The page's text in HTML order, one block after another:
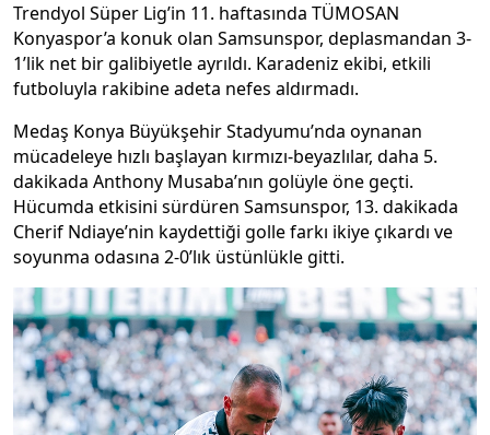
Trendyol Süper Lig’in 11. haftasında TÜMOSAN
Konyaspor’a konuk olan Samsunspor, deplasmandan 3-
1’lik net bir galibiyetle ayrıldı. Karadeniz ekibi, etkili
futboluyla rakibine adeta nefes aldırmadı.
Medaş Konya Büyükşehir Stadyumu’nda oynanan
mücadeleye hızlı başlayan kırmızı-beyazlılar, daha 5.
dakikada Anthony Musaba’nın golüyle öne geçti.
Hücumda etkisini sürdüren Samsunspor, 13. dakikada
Cherif Ndiaye’nin kaydettiği golle farkı ikiye çıkardı ve
soyunma odasına 2-0’lık üstünlükle gitti.